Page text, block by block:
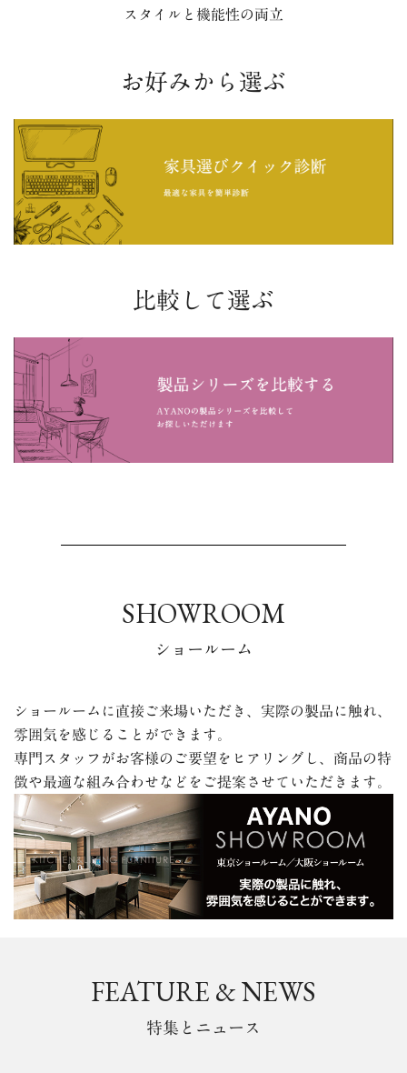
スタイルと機能性の両立
お好みから選ぶ
比較して選ぶ
SHOWROOM
ショールーム
ショールームに直接ご来場いただき、実際の製品に触れ、
雰囲気を感じることができます。
専門スタッフがお客様のご要望をヒアリングし、商品の特
徴や最適な組み合わせなどをご提案させていただきます。
FEATURE & NEWS
特集とニュース